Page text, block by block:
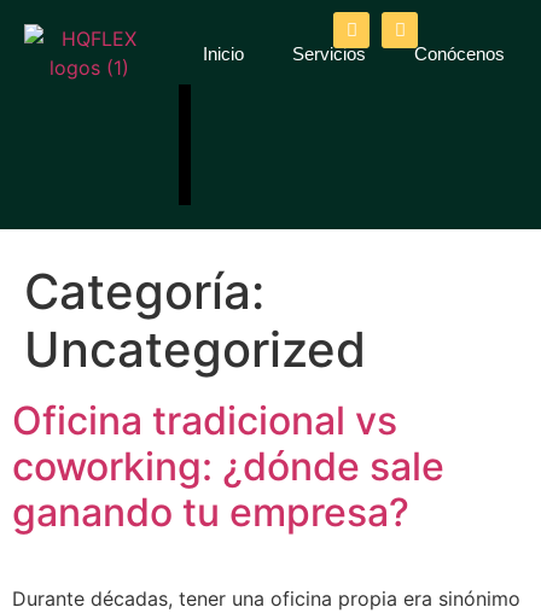
Inicio Servicios Conócenos
Categoría:
Uncategorized
Oficina tradicional vs
coworking: ¿dónde sale
ganando tu empresa?
Durante décadas, tener una oficina propia era sinónimo